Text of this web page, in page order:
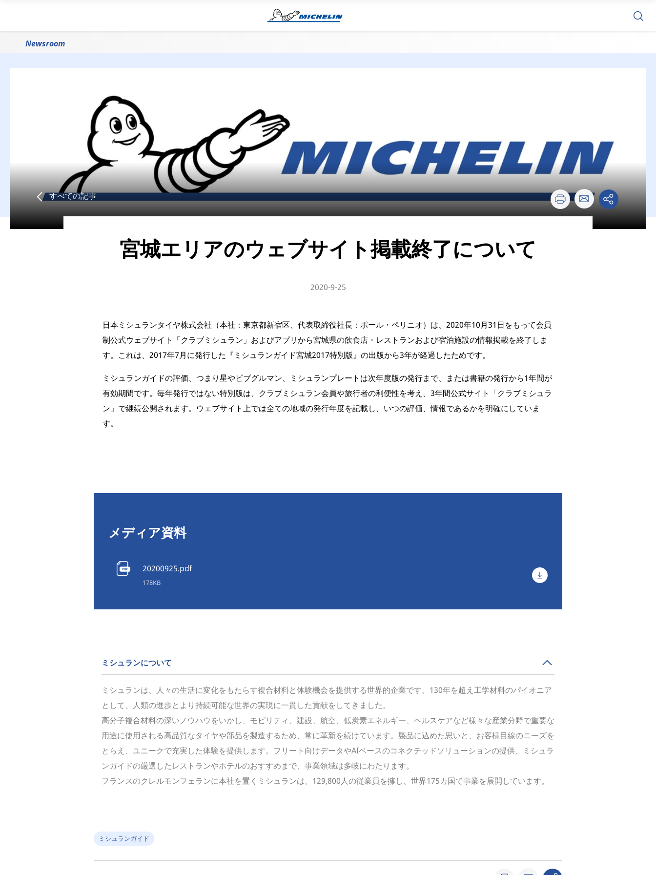
Newsroom
すべての記事
宮城エリアのウェブサイト掲載終了について
2020-9-25
日本ミシュランタイヤ株式会社（本社：東京都新宿区、代表取締役社長：ポール・ペリニオ）は、2020年10月31日をもって会員
制公式ウェブサイト「クラブミシュラン」およびアプリから宮城県の飲食店・レストランおよび宿泊施設の情報掲載を終了しま
す。これは、2017年7月に発行した『ミシュランガイド宮城2017特別版』の出版から3年が経過したためです。
ミシュランガイドの評価、つまり星やビブグルマン、ミシュランプレートは次年度版の発行まで、または書籍の発行から1年間が
有効期間です。毎年発行ではない特別版は、クラブミシュラン会員や旅行者の利便性を考え、3年間公式サイト「クラブミシュラ
ン」で継続公開されます。ウェブサイト上では全ての地域の発行年度を記載し、いつの評価、情報であるかを明確にしていま
す。
メディア資料
20200925.pdf
178KB
ミシュランについて
ミシュランは、人々の生活に変化をもたらす複合材料と体験機会を提供する世界的企業です。130年を超え工学材料のパイオニア
として、人類の進歩とより持続可能な世界の実現に一貫した貢献をしてきました。
高分子複合材料の深いノウハウをいかし、モビリティ、建設、航空、低炭素エネルギー、ヘルスケアなど様々な産業分野で重要な
用途に使用される高品質なタイヤや部品を製造するため、常に革新を続けています。製品に込めた思いと、お客様目線のニーズを
とらえ、ユニークで充実した体験を提供します。フリート向けデータやAIベースのコネクテッドソリューションの提供、ミシュラ
ンガイドの厳選したレストランやホテルのおすすめまで、事業領域は多岐にわたります。
フランスのクレルモンフェランに本社を置くミシュランは、129,800人の従業員を擁し、世界175カ国で事業を展開しています。
ミシュランガイド